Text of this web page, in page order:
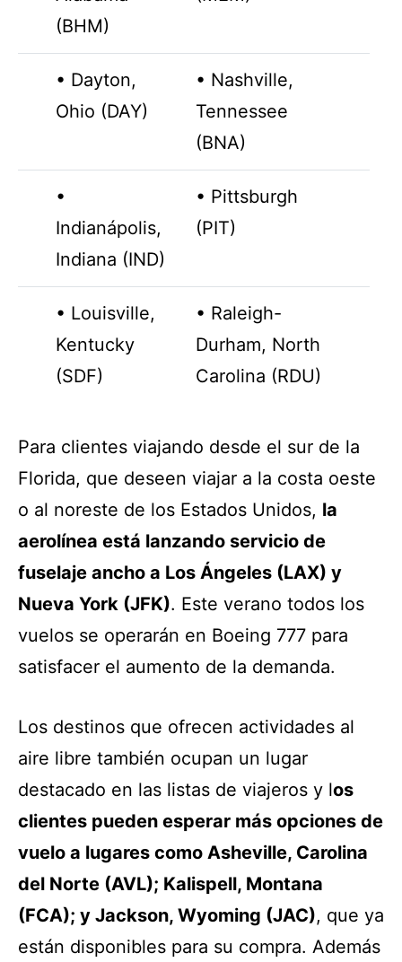
(BHM)
• Dayton,
Ohio (DAY)
• Nashville,
Tennessee
(BNA)
•
Indianápolis,
Indiana (IND)
• Pittsburgh
(PIT)
• Louisville,
Kentucky
(SDF)
• Raleigh-
Durham, North
Carolina (RDU)
Para clientes viajando desde el sur de la
Florida, que deseen viajar a la costa oeste
o al noreste de los Estados Unidos, la
aerolínea está lanzando servicio de
fuselaje ancho a Los Ángeles (LAX) y
Nueva York (JFK). Este verano todos los
vuelos se operarán en Boeing 777 para
satisfacer el aumento de la demanda.
Los destinos que ofrecen actividades al
aire libre también ocupan un lugar
destacado en las listas de viajeros y los
clientes pueden esperar más opciones de
vuelo a lugares como Asheville, Carolina
del Norte (AVL); Kalispell, Montana
(FCA); y Jackson, Wyoming (JAC), que ya
están disponibles para su compra. Además